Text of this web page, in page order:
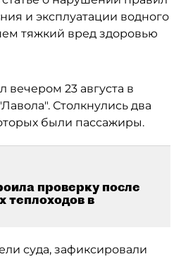
и эксплуатации водного
тяжкий вред здоровью
23 августа в
Столкнулись два
были пассажиры.
проверку после
теплоходов в
суда, зафиксировали